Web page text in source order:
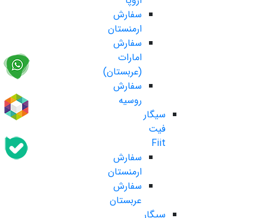
سفارش
ارمنستان
سفارش
امارات
(عربستان)
سفارش
روسیه
سیگار
فیت
Fiit
سفارش
ارمنستان
سفارش
عربستان
سیگار